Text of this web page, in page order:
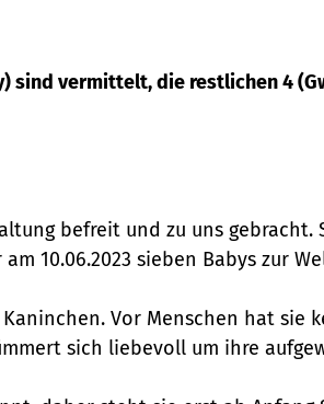
sind vermittelt, die restlichen 4
befreit und zu uns
10.06.2023 sieben Babys zur
Vor Menschen hat sie
sich liebevoll um ihre